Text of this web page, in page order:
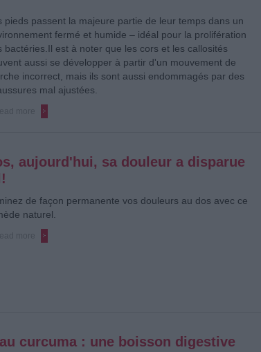
pieds passent la majeure partie de leur temps dans un
fermé et humide – idéal pour la prolifération
bactéries. Il est à noter que les cors et les callosités
aussi se développer à partir d'un mouvement de
incorrect, mais ils sont aussi endommagés par des
mal ajustées.
aujourd'hui, sa douleur a disparue
de façon permanente vos douleurs au dos avec ce
naturel.
curcuma : une boisson digestive